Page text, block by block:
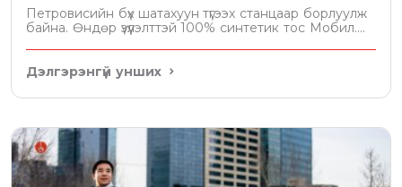
Петровисийн бүх шатахуун түгээх станцаар борлуулж
байна. Өндөр үзүүлэлттэй 100% синтетик тос Мобил....
Дэлгэрэнгүй унших